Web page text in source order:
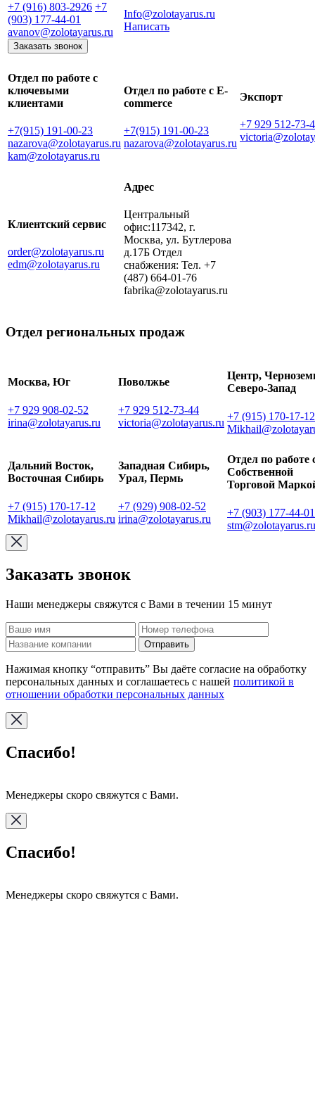
+7 (916) 803-2926 +7
(903) 177-44-01
avanov@zolotayarus.ru
Заказать звонок
Info@zolotayarus.ru
Написать
Отдел по работе с
ключевыми
клиентами
+7(915) 191-00-23
nazarova@zolotayarus.ru
kam@zolotayarus.ru
Отдел по работе с E-
commerce
+7(915) 191-00-23
nazarova@zolotayarus.ru
Экспорт
+7 929 512-73-
Клиентский сервис
order@zolotayarus.ru
edm@zolotayarus.ru
Адрес
Центральный
офис:117342, г.
Москва, ул. Бутлерова
д.17Б Отдел
снабжения: Тел. +7
(487) 664-01-76
fabrika@zolotayarus.ru
Отдел региональных продаж
Москва, Юг
+7 929 908-02-52
irina@zolotayarus.ru
Поволжье
+7 929 512-73-44
victoria@zolotayarus.ru
Центр,
Северо-Запад
+7 (915) 170-17-12
Дальний Восток,
Восточная Сибирь
+7 (915) 170-17-12
Mikhail@zolotayarus.ru
Западная Сибирь,
Урал, Пермь
+7 (929) 908-02-52
irina@zolotayarus.ru
Отдел по работе
Собственной
Торговой
+7 (903) 177-44-01
stm@zolotayarus.ru
Заказать звонок
Наши менеджеры свяжутся с Вами в течении 15 минут
Отправить
Нажимая кнопку “отправить” Вы даёте согласие на обработку
персональных данных и соглашаетесь с нашей политикой в
отношении обработки персональных данных
Спасибо!
Менеджеры скоро свяжутся с Вами.
Спасибо!
Менеджеры скоро свяжутся с Вами.